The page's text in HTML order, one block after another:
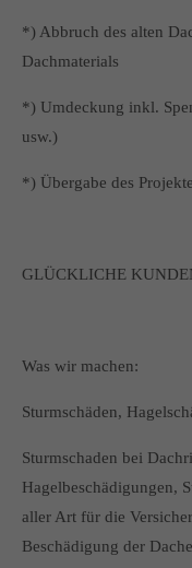
*) Abbruch des alten
Dachmaterials
*) Umdeckung inkl.
usw.)
*) Übergabe des
GLÜCKLICHE
Was wir machen:
Sturmschäden,
Sturmschaden bei
Hagelbeschädigungen,
aller Art für die
Beschädigung der